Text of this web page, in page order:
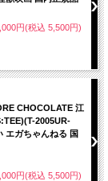
円(税込 5,500円)
CHOCOLATE 江
2005UR-
エガちゃんねる 国
円(税込 5,500円)